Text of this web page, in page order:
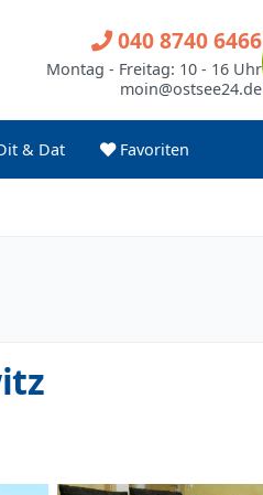
& Dat Favoriten
040 8740 6466
Montag - Freitag: 10 - 16 Uhr
moin@ostsee24.de